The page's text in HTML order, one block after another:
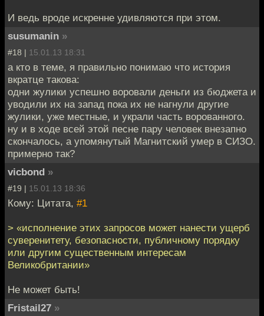
И ведь вроде искренне удивляются при этом.
susumanin »
#18 | 15.01.13 18:31
а кто в теме, я правильно понимаю что история
вкратце такова:
одни жулики успешно воровали деньги из бюджета и
уводили их на запад пока их не нагнули другие
жулики, уже местные, и украли часть ворованного.
ну и в ходе всей этой песне пару человек внезапно
скончалось, а упомянутый Магнитский умер в СИЗО.
примерно так?
vicbond »
#19 | 15.01.13 18:36
Кому: Цитата, #1
> «исполнение этих запросов может нанести ущерб
суверенитету, безопасности, публичному порядку
или другим существенным интересам
Великобритании»
Не может быть!
Fristail27 »